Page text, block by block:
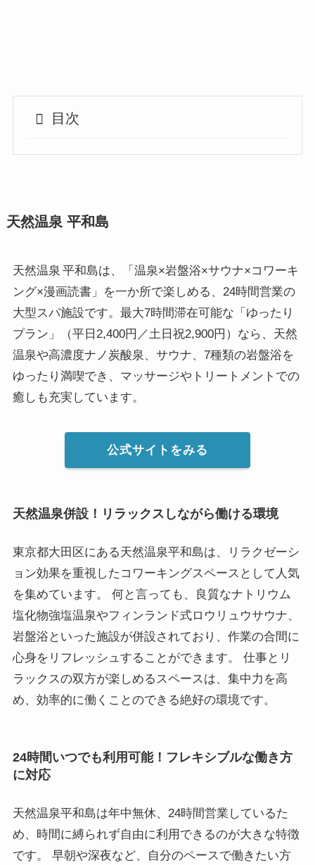
目次
天然温泉 平和島
天然温泉 平和島は、「温泉×岩盤浴×サウナ×コワーキ
ング×漫画読書」を一か所で楽しめる、24時間営業の
大型スパ施設です。最大7時間滞在可能な「ゆったり
プラン」（平日2,400円／土日祝2,900円）なら、天然
温泉や高濃度ナノ炭酸泉、サウナ、7種類の岩盤浴を
ゆったり満喫でき、マッサージやトリートメントでの
癒しも充実しています。
公式サイトをみる
天然温泉併設！リラックスしながら働ける環境
東京都大田区にある天然温泉平和島は、リラクゼーシ
ョン効果を重視したコワーキングスペースとして人気
を集めています。 何と言っても、良質なナトリウム
塩化物強塩温泉やフィンランド式ロウリュウサウナ、
岩盤浴といった施設が併設されており、作業の合間に
心身をリフレッシュすることができます。 仕事とリ
ラックスの双方が楽しめるスペースは、集中力を高
め、効率的に働くことのできる絶好の環境です。
24時間いつでも利用可能！フレキシブルな働き方
に対応
天然温泉平和島は年中無休、24時間営業しているた
め、時間に縛られず自由に利用できるのが大きな特徴
です。 早朝や深夜など、自分のペースで働きたい方